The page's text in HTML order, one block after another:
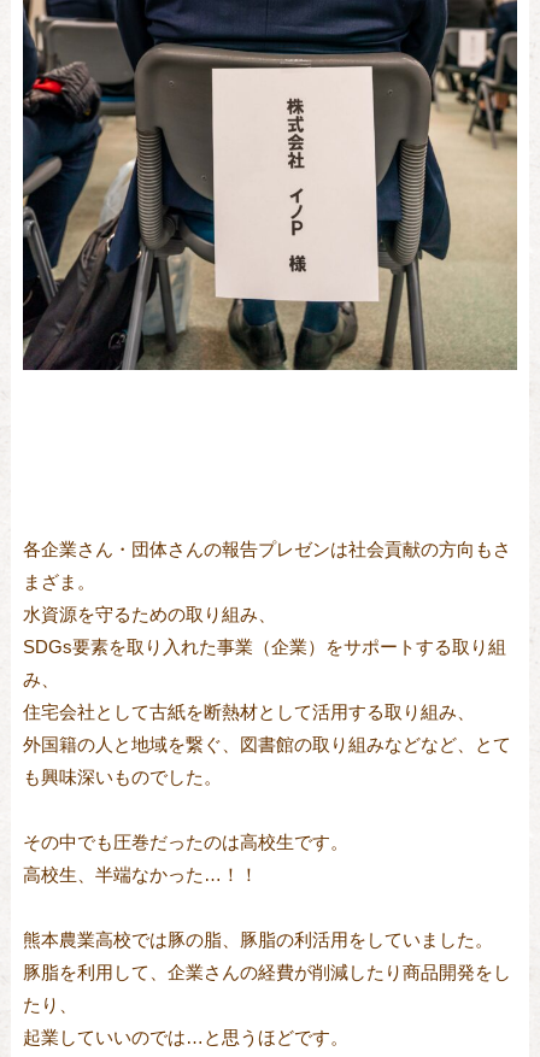
各企業さん・団体さんの報告プレゼンは社会貢献の方向もさ
まざま。
水資源を守るための取り組み、
SDGs要素を取り入れた事業（企業）をサポートする取り組
み、
住宅会社として古紙を断熱材として活用する取り組み、
外国籍の人と地域を繋ぐ、図書館の取り組みなどなど、とて
も興味深いものでした。
その中でも圧巻だったのは高校生です。
高校生、半端なかった…！！
熊本農業高校では豚の脂、豚脂の利活用をしていました。
豚脂を利用して、企業さんの経費が削減したり商品開発をし
たり、
起業していいのでは…と思うほどです。